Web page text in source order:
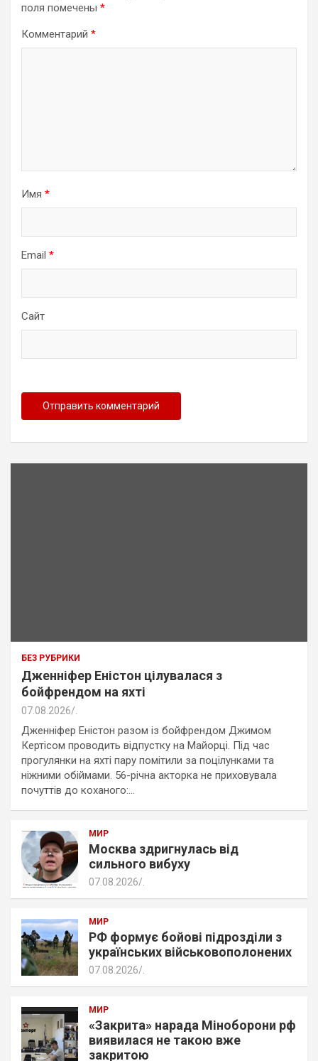
поля помечены *
Комментарий *
Имя *
Email *
Сайт
БЕЗ РУБРИКИ
Дженніфер Еністон цілувалася з
бойфрендом на яхті
07.08.2026
Дженніфер Еністон разом із бойфрендом Джимом
Кертісом проводить відпустку на Майорці. Під час
прогулянки на яхті пару помітили за поцілунками та
ніжними обіймами. 56-річна акторка не приховувала
почуттів до коханого:…
МИР
Москва здригнулась від
сильного вибуху
07.08.2026
МИР
РФ формує бойові підрозділи з
українських військовополонених
07.08.2026
МИР
«Закрита» нарада Міноборони рф
виявилася не такою вже
закритою